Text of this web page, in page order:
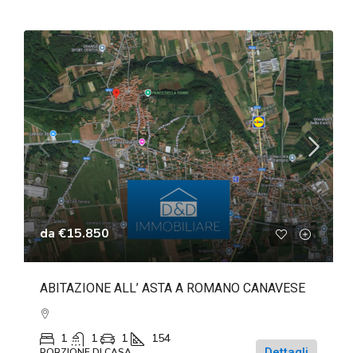
da€15.850
ABITAZIONE ALL’ ASTA A ROMANO CANAVESE
1 1 1 154